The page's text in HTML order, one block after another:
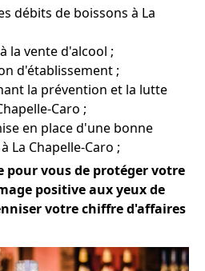
débits de boissons à La
la vente d'alcool ;
d'établissement ;
la prévention et la lutte
Caro ;
en place d'une bonne
La Chapelle-Caro ;
pour vous de protéger votre
positive aux yeux de
votre chiffre d'affaires